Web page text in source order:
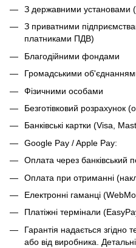
З державними установами
З приватними
платниками ПДВ)
Благодійними фондами
Громадськими
Фізичними особами
Безготівковий розрахунок
Банківські картки (Visa,
Google Pay / Apple Pay:
Оплата через банківський
Оплата при отриманні
Електронні гаманці
Платіжні термінали
Гарантія надається згідно
або від виробника.